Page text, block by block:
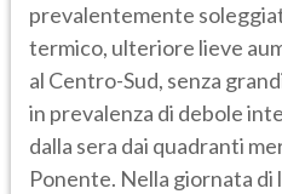
prevalentemente
termico, ulteriore lieve
al Centro-Sud, senza
in prevalenza di debole
dalla sera dai quadranti
Ponente. Nella giornata